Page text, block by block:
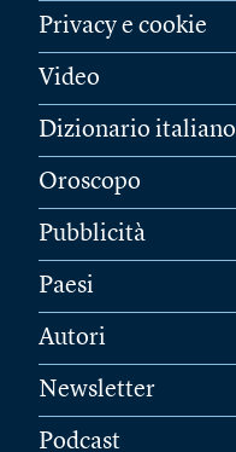
Privacy e cookie
Video
Dizionario italiano
Oroscopo
Pubblicità
Paesi
Autori
Newsletter
Podcast